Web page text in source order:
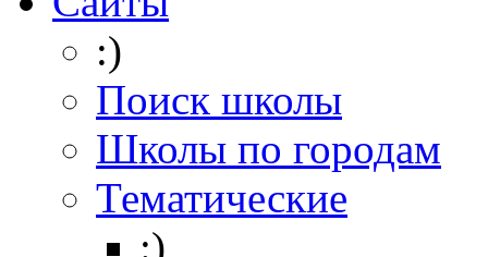
:)
Поиск школы
Школы по городам
Тематические
:)